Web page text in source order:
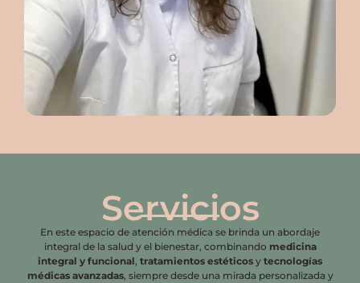
Servicios
En este espacio de atención médica se brinda un abordaje
integral de la salud y el bienestar, combinando medicina
integral y funcional, tratamientos estéticos y tecnologías
médicas avanzadas, siempre desde una mirada personalizada y